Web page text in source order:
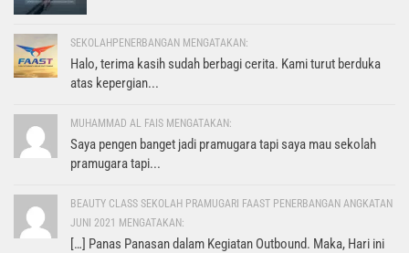
SEKOLAHPENERBANGAN MENGATAKAN:
Halo, terima kasih sudah berbagi cerita. Kami turut berduka
atas kepergian...
MUHAMMAD AL FAIS MENGATAKAN:
Saya pengen banget jadi pramugara tapi saya mau sekolah
pramugara tapi...
BEAUTY CLASS SEKOLAH PRAMUGARI FAAST PENERBANGAN ANGKATAN
JUNI 2021 MENGATAKAN:
[…] Panas Panasan dalam Kegiatan Outbound. Maka, Hari ini